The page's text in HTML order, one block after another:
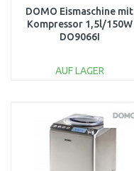
DOMO Eismaschine mit
Kompressor 1,5l/150W
DO9066I
AUF LAGER
Vergleichen